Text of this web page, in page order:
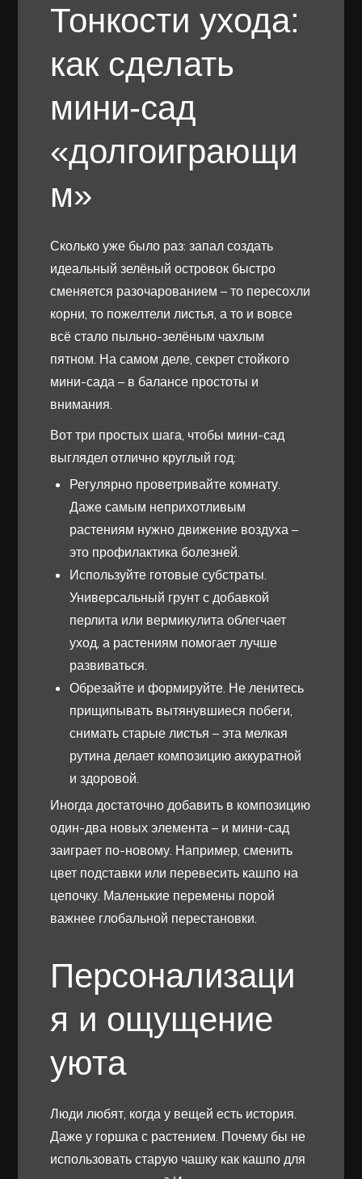
Тонкости ухода:
как сделать
мини-сад
«долгоиграющи
м»
Сколько уже было раз: запал создать
идеальный зелёный островок быстро
сменяется разочарованием – то пересохли
корни, то пожелтели листья, а то и вовсе
всё стало пыльно-зелёным чахлым
пятном. На самом деле, секрет стойкого
мини-сада – в балансе простоты и
внимания.
Вот три простых шага, чтобы мини-сад
выглядел отлично круглый год:
Регулярно проветривайте комнату.
Даже самым неприхотливым
растениям нужно движение воздуха –
это профилактика болезней.
Используйте готовые субстраты.
Универсальный грунт с добавкой
перлита или вермикулита облегчает
уход, а растениям помогает лучше
развиваться.
Обрезайте и формируйте. Не ленитесь
прищипывать вытянувшиеся побеги,
снимать старые листья – эта мелкая
рутина делает композицию аккуратной
и здоровой.
Иногда достаточно добавить в композицию
один-два новых элемента – и мини-сад
заиграет по-новому. Например, сменить
цвет подставки или перевесить кашпо на
цепочку. Маленькие перемены порой
важнее глобальной перестановки.
Персонализаци
я и ощущение
уюта
Люди любят, когда у вещeй есть история.
Даже у горшка с растением. Почему бы не
использовать старую чашку как кашпо для